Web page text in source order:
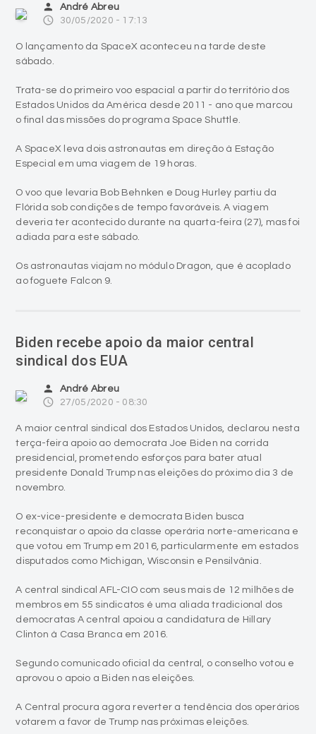
person André Abreu
access_time 30/05/2020 - 17:13
O lançamento da SpaceX aconteceu na tarde deste
sábado.
Trata-se do primeiro voo espacial a partir do território dos
Estados Unidos da América desde 2011 - ano que marcou
o final das missões do programa Space Shuttle.
A SpaceX leva dois astronautas em direção à Estação
Especial em uma viagem de 19 horas.
O voo que levaria Bob Behnken e Doug Hurley partiu da
Flórida sob condições de tempo favoráveis. A viagem
deveria ter acontecido durante na quarta-feira (27), mas foi
adiada para este sábado.
Os astronautas viajam no módulo Dragon, que é acoplado
ao foguete Falcon 9.
Biden recebe apoio da maior central
sindical dos EUA
person André Abreu
access_time 27/05/2020 - 08:30
A maior central sindical dos Estados Unidos, declarou nesta
terça-feira apoio ao democrata Joe Biden na corrida
presidencial, prometendo esforços para bater atual
presidente Donald Trump nas eleições do próximo dia 3 de
novembro.
O ex-vice-presidente e democrata Biden busca
reconquistar o apoio da classe operária norte-americana e
que votou em Trump em 2016, particularmente em estados
disputados como Michigan, Wisconsin e Pensilvânia.
A central sindical AFL-CIO com seus mais de 12 milhões de
membros em 55 sindicatos é uma aliada tradicional dos
democratas A central apoiou a candidatura de Hillary
Clinton à Casa Branca em 2016.
Segundo comunicado oficial da central, o conselho votou e
aprovou o apoio a Biden nas eleições.
A Central procura agora reverter a tendência dos operários
votarem a favor de Trump nas próximas eleições.